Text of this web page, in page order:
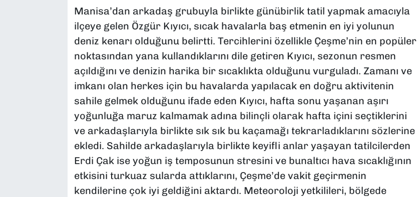
Manisa’dan arkadaş grubuyla birlikte günübirlik tatil yapmak amacıyla
ilçeye gelen Özgür Kıyıcı, sıcak havalarla baş etmenin en iyi yolunun
deniz kenarı olduğunu belirtti. Tercihlerini özellikle Çeşme’nin en popüler
noktasından yana kullandıklarını dile getiren Kıyıcı, sezonun resmen
açıldığını ve denizin harika bir sıcaklıkta olduğunu vurguladı. Zamanı ve
imkanı olan herkes için bu havalarda yapılacak en doğru aktivitenin
sahile gelmek olduğunu ifade eden Kıyıcı, hafta sonu yaşanan aşırı
yoğunluğa maruz kalmamak adına bilinçli olarak hafta içini seçtiklerini
ve arkadaşlarıyla birlikte sık sık bu kaçamağı tekrarladıklarını sözlerine
ekledi. Sahilde arkadaşlarıyla birlikte keyifli anlar yaşayan tatilcilerden
Erdi Çak ise yoğun iş temposunun stresini ve bunaltıcı hava sıcaklığının
etkisini turkuaz sularda attıklarını, Çeşme’de vakit geçirmenin
kendilerine çok iyi geldiğini aktardı. Meteoroloji yetkilileri, bölgede